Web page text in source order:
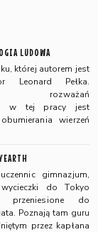
LUDOWA
której autorem jest
Leonard Pełka.
rozważań
w tej pracy jest
wierzeń
gimnazjum,
do Tokyo
przeniesione do
Poznają tam guru
przez kapłana